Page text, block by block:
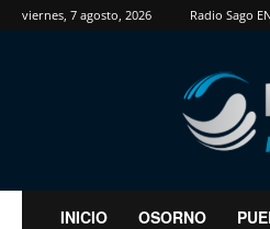
viernes, 7 agosto, 2026 Radio Sago
INICIO OSORNO